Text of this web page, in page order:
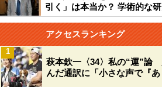
引く」は本当か？ 学術的な
アクセスランキング
萩本欽一〈34〉私の“運”論
んだ通訳に「小さな声で『あ
1